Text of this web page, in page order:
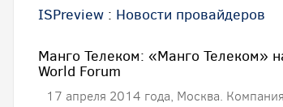
ISPreview : Новости провайдеров
Манго Телеком: «Манго Телеком»
World Forum
17 апреля 2014 года, Москва.